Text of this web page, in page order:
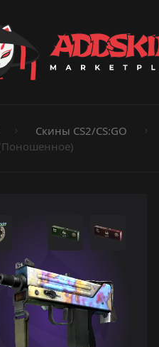
Ножи
винтовки
Скины CS2/CS:GO